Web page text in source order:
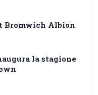
Bromwich Albion
la stagione